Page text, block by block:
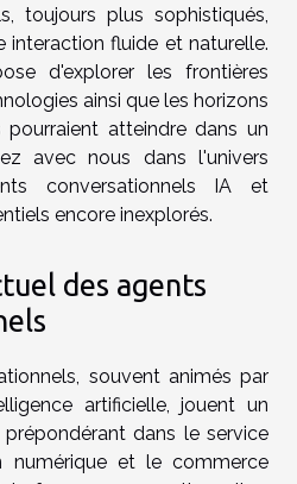
toujours plus sophistiqués,
interaction fluide et naturelle.
d'explorer les frontières
ainsi que les horizons
pourraient atteindre dans un
avec nous dans l'univers
conversationnels IA et
encore inexplorés.
des agents
souvent animés par
artificielle, jouent un
dans le service
numérique et le commerce